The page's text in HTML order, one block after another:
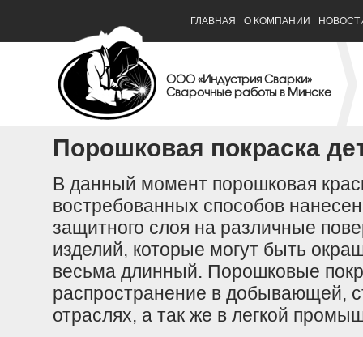
ГЛАВНАЯ О КОМПАНИИ
ООО «Индустрия Сварки»
Сварочные работы в Минске
Порошковая покраска
В данный момент порошковая
востребованных способов
защитного слоя на различные
изделий, которые могут быть
весьма длинный. Порошковые
распространение в добывающей,
отраслях, а так же в легкой